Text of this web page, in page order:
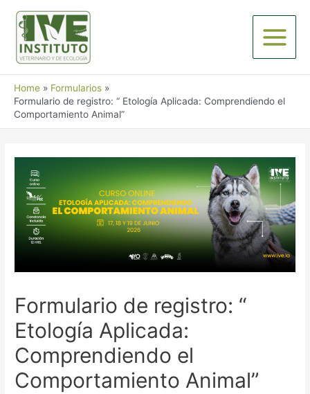
content
Main
Home
Formularios
Formulario de registro: “ Etología Aplicada: Comprendiendo el
Comportamiento Animal”
Formulario de registro: “
Etología Aplicada:
Comprendiendo el
Comportamiento Animal”